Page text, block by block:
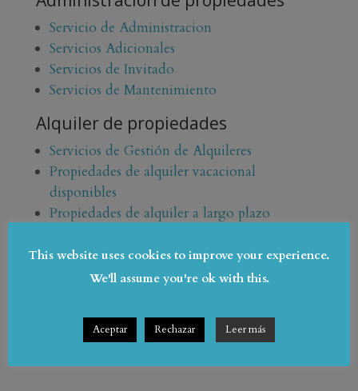
Servicio de Administracion
Servicios Adicionales
Servicios de Invitado
Servicios de Mantenimiento
Alquiler de propiedades
Servicios de Gestión de Alquileres
Propiedades de alquiler vacacional
disponibles
Propiedades de alquiler a largo plazo
Venta de propiedades
Servicios de gestión de ventas
This website uses cookies to improve your experience.
We'll assume you're ok with this.
Aceptar Rechazar Leer más